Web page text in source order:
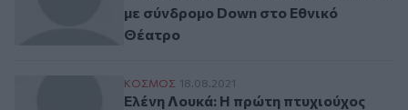
με σύνδρομο Dοwn στο Εθνικό
Θέατρο
Ελένη Λουκά: H πρώτη πτυχιούχος
ΚΟΣΜΟΣ 18.08.2021
Ελένη Λουκά: H πρώτη πτυχιούχος